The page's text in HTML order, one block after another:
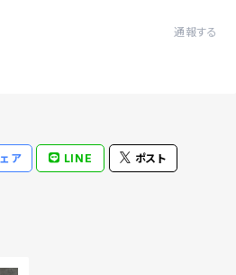
通報する
ア LINE ポスト